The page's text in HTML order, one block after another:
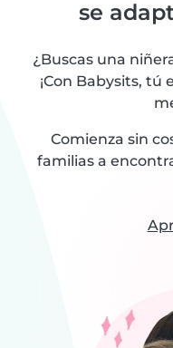
se
¿Buscas una
¡Con Babysits, tú
Comienza sin
familias a